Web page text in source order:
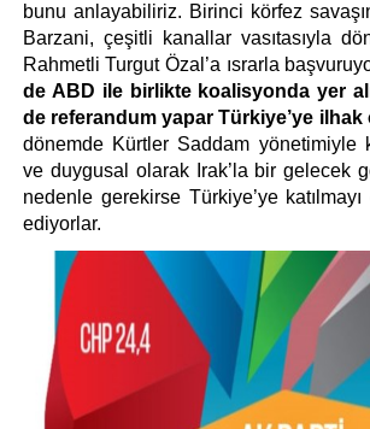
bunu anlayabiliriz. Birinci körfez
Barzani, çeşitli kanallar vasıtasıyla
Rahmetli Turgut Özal’a ısrarla
de ABD ile birlikte koalisyonda yer
de referandum yapar Türkiye’ye ilhak
dönemde Kürtler Saddam yönetimiyle
ve duygusal olarak Irak’la bir gelecek
nedenle gerekirse Türkiye’ye
ediyorlar.